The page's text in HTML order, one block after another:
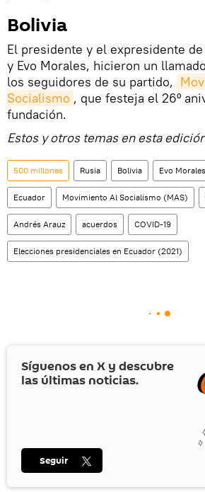
Bolivia
El presidente y el expresidente
y Evo Morales, hicieron un
los seguidores de su partido,
Socialismo , que festeja el 26º
fundación.
Estos y otros temas en esta
500 millones Rusia Bolivia Evo Morales
Ecuador Movimiento Al Socialismo (MAS)
Andrés Arauz acuerdos COVID-19
Elecciones presidenciales en Ecuador (2021)
Síguenos en X y descubre
las últimas noticias.
Seguir